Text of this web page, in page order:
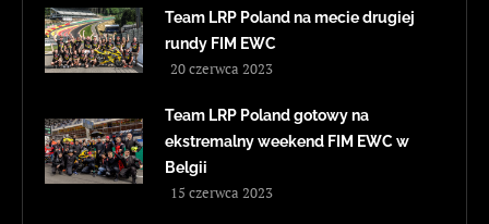
Team LRP Poland na mecie drugiej
rundy FIM EWC
20 czerwca 2023
Team LRP Poland gotowy na
ekstremalny weekend FIM EWC w
Belgii
15 czerwca 2023